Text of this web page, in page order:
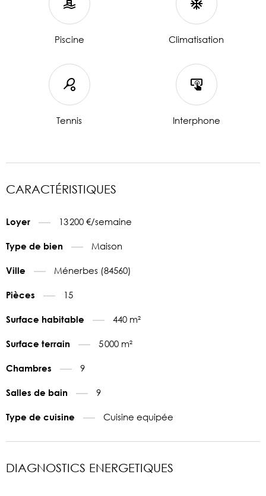
Piscine Climatisation
Tennis Interphone
CARACTÉRISTIQUES
Loyer 13 200 €/semaine
Type de bien Maison
Ville Ménerbes (84560)
Pièces 15
Surface habitable 440 m²
Surface terrain 5 000 m²
Chambres 9
Salles de bain 9
Type de cuisine Cuisine equipée
DIAGNOSTICS ENERGETIQUES